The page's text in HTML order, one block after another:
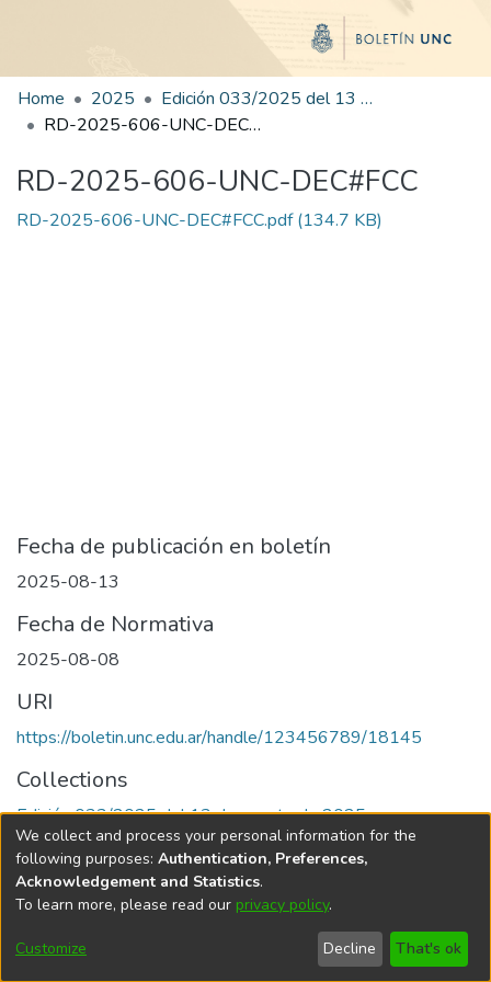
Home 2025
Edición 033/2025 del 13 de agosto de 2025
RD-2025-606-UNC-DEC#FCC
RD-2025-606-UNC-DEC#FCC
RD-2025-606-UNC-DEC#FCC.pdf(134.7 KB)
Fecha de publicación en boletín
2025-08-13
Fecha de Normativa
2025-08-08
URI
https://boletin.unc.edu.ar/handle/123456789/18145
Collections
Edición 033/2025 del 13 de agosto de 2025
Universidad Nacional de Córdoba
We collect and process your personal information for the
following purposes: Authentication, Preferences,
Acknowledgement and Statistics.
To learn more, please read our privacy policy.
Customize Decline That's ok